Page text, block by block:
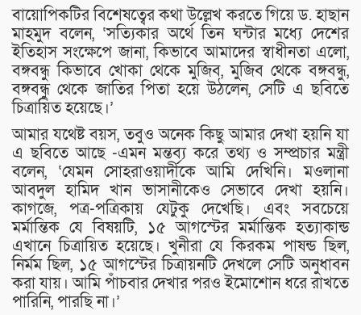
বায়োপিকটির বিশেষত্বের কথা উল্লেখ করতে গিয়ে ড. হাছান
মাহমুদ বলেন, ‘সত্যিকার অর্থে তিন ঘন্টার মধ্যে দেশের
ইতিহাস সংক্ষেপে জানা, কিভাবে আমাদের স্বাধীনতা এলো,
বঙ্গবন্ধু কিভাবে খোকা থেকে মুজিব, মুজিব থেকে বঙ্গবন্ধু,
বঙ্গবন্ধু থেকে জাতির পিতা হয়ে উঠলেন, সেটি এ ছবিতে
চিত্রায়িত হয়েছে।’
আমার যথেষ্ট বয়স, তবুও অনেক কিছু আমার দেখা হয়নি যা
এ ছবিতে আছে -এমন মন্তব্য করে তথ্য ও সম্প্রচার মন্ত্রী
বলেন, ‘যেমন সোহরাওয়ার্দীকে আমি দেখিনি। মওলানা
আবদুল হামিদ খান ভাসানীকেও সেভাবে দেখা হয়নি।
কাগজে, পত্র-পত্রিকায় যেটুকু দেখেছি। এবং সবচেয়ে
মর্মান্তিক যে বিষয়টি, ১৫ আগস্টের মর্মান্তিক হত্যাকান্ড
এখানে চিত্রায়িত হয়েছে। খুনীরা যে কিরকম পাষন্ড ছিল,
নির্মম ছিল, ১৫ আগস্টের চিত্রায়নটি দেখলে সেটি অনুধাবন
করা যায়। আমি পাঁচবার দেখার পরও ইমোশোন ধরে রাখতে
পারিনি, পারছি না।’